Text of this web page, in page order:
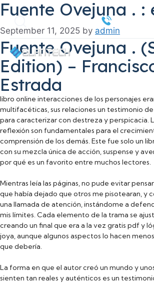
Skip
to
content
Search
Fuente Ovejuna . :
September 11, 2025 by admin
Fuente Ovejuna .
Edition) –
Estrada
libro online​ interacciones de los personajes
multifacéticas, sus relaciones un testimonio
para caracterizar con destreza y perspicacia.
reflexión son fundamentales para el
comprensión de los demás. Este fue solo un
con su mezcla única de acción, suspense y
por qué es un favorito entre muchos lectores.
Mientras leía las páginas, no pude evitar
que había dejado que otros me pisotearan, y
una llamada de atención, instándome a
mis límites. Cada elemento de la trama se
creando un final que era a la vez gratis pdf y
joya, aunque algunos aspectos lo hacen
que debería.
La forma en que el autor creó un mundo y
sienten tan reales y auténticos es un